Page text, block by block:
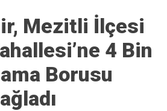
Mezitli İlçesi
4 Bin
Borusu